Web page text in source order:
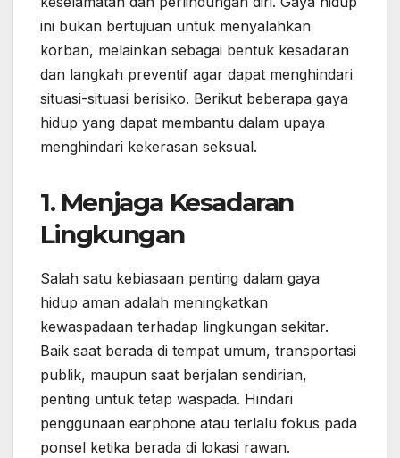
ini bukan bertujuan untuk menyalahkan
korban, melainkan sebagai bentuk kesadaran
dan langkah preventif agar dapat menghindari
situasi-situasi berisiko. Berikut beberapa gaya
hidup yang dapat membantu dalam upaya
menghindari kekerasan seksual.
1. Menjaga Kesadaran
Lingkungan
Salah satu kebiasaan penting dalam gaya
hidup aman adalah meningkatkan
kewaspadaan terhadap lingkungan sekitar.
Baik saat berada di tempat umum, transportasi
publik, maupun saat berjalan sendirian,
penting untuk tetap waspada. Hindari
penggunaan earphone atau terlalu fokus pada
ponsel ketika berada di lokasi rawan.